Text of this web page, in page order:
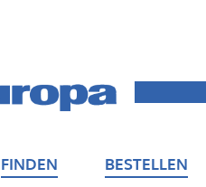
FINDEN BESTELLEN